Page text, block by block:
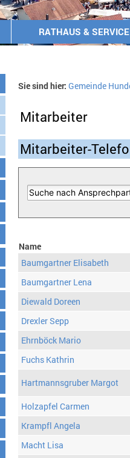
RATHAUS & SERVICE
Sie sind hier: Gemeinde
Mitarbeiter
Mitarbeiter-
Name
Baumgartner Elisabeth
Baumgartner Lena
Diewald Doreen
Drexler Sepp
Ehrnböck Mario
Fuchs Kathrin
Hartmannsgruber Margot
Holzapfel Carmen
Krampfl Angela
Macht Lisa